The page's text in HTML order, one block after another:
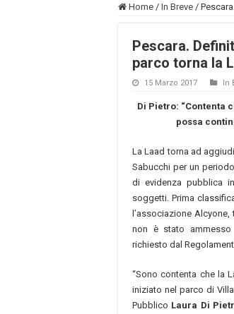
Home / In Breve /
Pescara.
parco torna la
15 Marzo 2017 In
Di Pietro: “Contenta
possa
La Laad torna ad
Sabucchi per un
di evidenza pubblica
soggetti. Prima
l’associazione
non è stato
richiesto dal
“Sono contenta che la
iniziato nel parco di
Pubblico Laura Di